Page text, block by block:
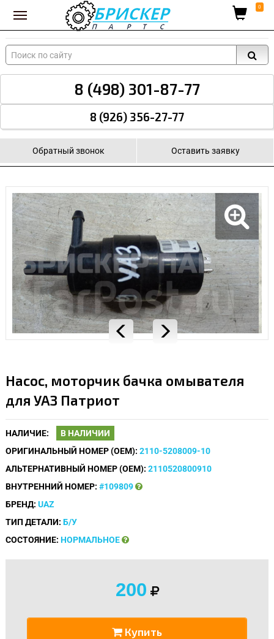
Вход для поставщиков 0
8 (498) 301-87-77
8 (926) 356-27-77
Обратный звонок Оставить заявку
Насос, моторчик бачка омывателя
для УАЗ Патриот
НАЛИЧИЕ:
В НАЛИЧИИ
ОРИГИНАЛЬНЫЙ НОМЕР (OEM): 2110-5208009-10
АЛЬТЕРНАТИВНЫЙ НОМЕР (OEM): 2110520800910
ВНУТРЕННИЙ НОМЕР: #109809
БРЕНД: UAZ
ТИП ДЕТАЛИ: Б/У
СОСТОЯНИЕ: НОРМАЛЬНОЕ
200
Купить